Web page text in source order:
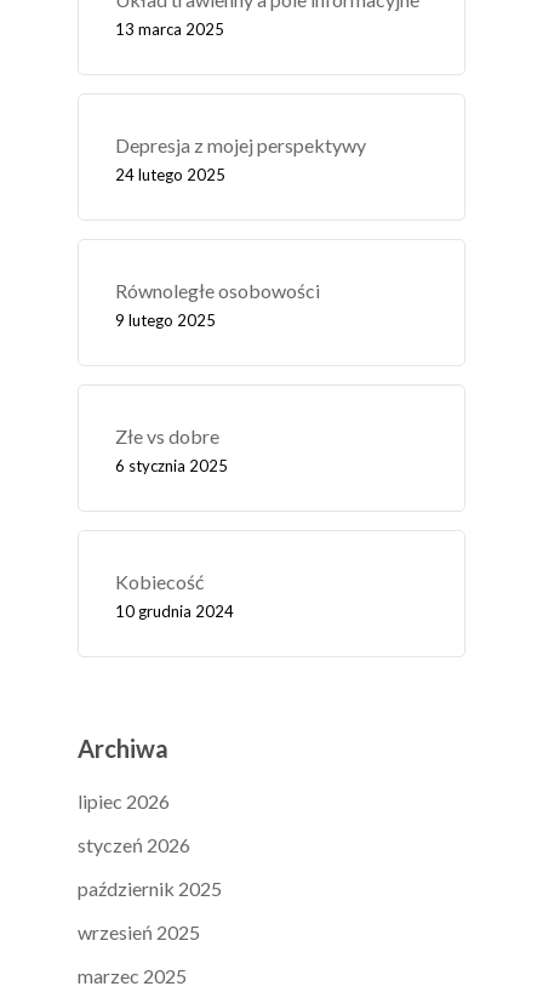
13 marca 2025
Depresja z mojej perspektywy
24 lutego 2025
Równoległe osobowości
9 lutego 2025
Złe vs dobre
6 stycznia 2025
Kobiecość
10 grudnia 2024
Archiwa
lipiec 2026
styczeń 2026
październik 2025
wrzesień 2025
marzec 2025